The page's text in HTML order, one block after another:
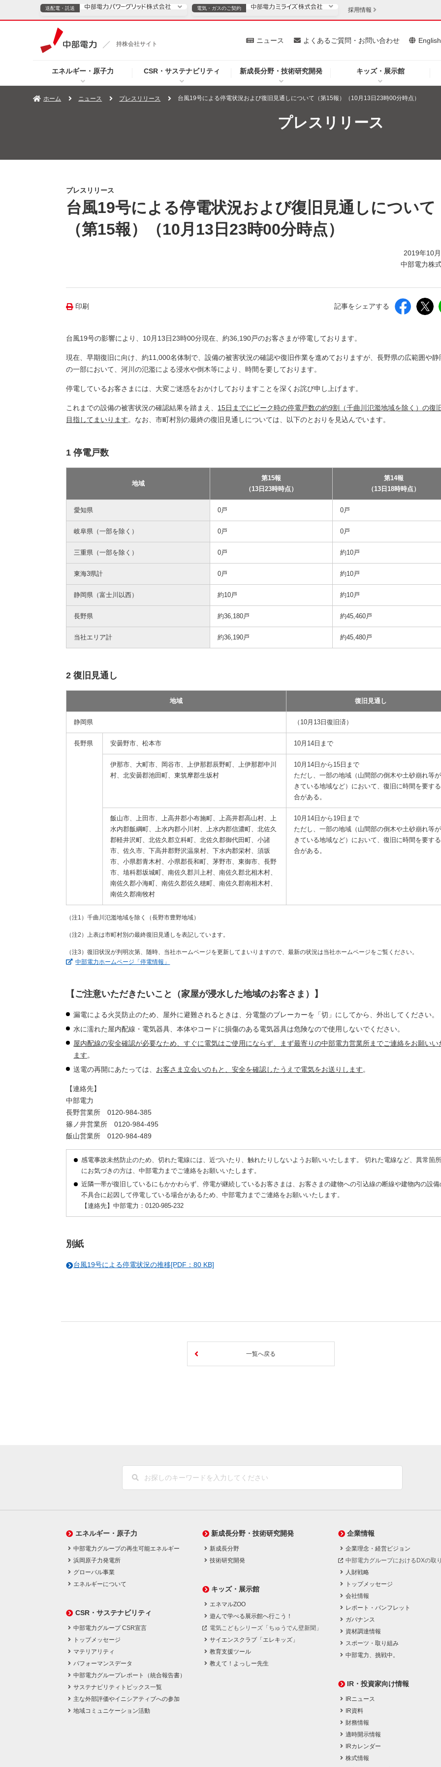
持株会社サイト
エネルギー・原子力 CSR・サステナビリティ 新成長分野・技術研究開発 キッズ・展示館
ニュース よくあるご質問・お問い合わせ English
送配電・託送
TOPページへ ご案内 安定供給
企業情報
ニュース（新しいウィンドウを開きます）
よくあるご質問・お問い合わせ（新しいウィンドウを開きます）
電気・ガスのご契約
電気・ガスのご契約
TOPページへ 個人のお客さま 法人のお客さま
採用情報
ホーム ニュース プレスリリース 台風19号による停電状況および復旧見通しについて（第15報）（10月13日23時00分時点）
プレスリリース
プレスリリース
台風19号による停電状況および復旧見通しについて
（第15報）（10月13日23時00分時点）
2019年10
中部電力株
印刷 記事をシェアする
台風19号の影響により、10月13日23時00分現在、約36,190戸のお客さまが停電しております。
現在、早期復旧に向け、約11,000名体制で、設備の被害状況の確認や復旧作業を進めておりますが、長野県の広範囲や静
の一部において、河川の氾濫による浸水や倒木等により、時間を要しております。
停電しているお客さまには、大変ご迷惑をおかけしておりますことを深くお詫び申し上げます。
これまでの設備の被害状況の確認結果を踏まえ、 15日までにピーク時の停電戸数の約9割（千曲川氾濫地域を除く）の復
目指してまいります。なお、市町村別の最終の復旧見通しについては、以下のとおりを見込んでいます。
1 停電戸数
地域
第15報
（13日23時時点）
第14報
（13日18時時点）
愛知県 0戸 0戸
岐阜県（一部を除く） 0戸 0戸
三重県（一部を除く） 0戸 約10戸
東海3県計 0戸 約10戸
静岡県（富士川以西） 約10戸 約10戸
長野県 約36,180戸 約45,460戸
当社エリア計 約36,190戸 約45,480戸
2 復旧見通し
地域 復旧見通し
静岡県 （10月13日復旧済）
長野県 安曇野市、松本市 10月14日まで
伊那市、大町市、岡谷市、上伊那郡辰野町、上伊那郡中川
村、北安曇郡池田町、東筑摩郡生坂村
10月14日から15日まで
ただし、一部の地域（山間部の倒木や土砂崩れ等
きている地域など）において、復旧に時間を要す
合がある。
飯山市、上田市、上高井郡小布施町、上高井郡高山村、上
水内郡飯綱町、上水内郡小川村、上水内郡信濃町、北佐久
郡軽井沢町、北佐久郡立科町、北佐久郡御代田町、小諸
市、佐久市、下高井郡野沢温泉村、下水内郡栄村、須坂
市、小県郡青木村、小県郡長和町、茅野市、東御市、長野
市、埴科郡坂城町、南佐久郡川上村、南佐久郡北相木村、
南佐久郡小海町、南佐久郡佐久穂町、南佐久郡南相木村、
南佐久郡南牧村
10月14日から19日まで
ただし、一部の地域（山間部の倒木や土砂崩れ等
きている地域など）において、復旧に時間を要す
合がある。
（注1）千曲川氾濫地域を除く（長野市豊野地域）
（注2）上表は市町村別の最終復旧見通しを表記しています。
（注3）復旧状況が判明次第、随時、当社ホームページを更新してまいりますので、最新の状況は当社ホームページをご覧ください。
中部電力ホームページ「停電情報」
【ご注意いただきたいこと（家屋が浸水した地域のお客さま）】
漏電による火災防止のため、屋外に避難されるときは、分電盤のブレーカーを「切」にしてから、外出してください。
水に濡れた屋内配線・電気器具、本体やコードに損傷のある電気器具は危険なので使用しないでください。
屋内配線の安全確認が必要なため、すぐに電気はご使用にならず、まず最寄りの中部電力営業所までご連絡をお願いい
ます。
送電の再開にあたっては、 お客さま立会いのもと、安全を確認したうえで電気をお送りします。
【連絡先】
中部電力
長野営業所 0120-984-385
篠ノ井営業所 0120-984-495
飯山営業所 0120-984-489
感電事故未然防止のため、切れた電線には、近づいたり、触れたりしないようお願いいたします。 切れた電線など、異常箇
にお気づきの方は、中部電力までご連絡をお願いいたします。
近隣一帯が復旧しているにもかかわらず、停電が継続しているお客さまは、お客さまの建物への引込線の断線や建物内の設備
不具合に起因して停電している場合があるため、中部電力までご連絡をお願いいたします。
【連絡先】中部電力：0120-985-232
別紙
台風19号による停電状況の推移[PDF：80 KB]
一覧へ戻る
エネルギー・原子力
中部電力グループの再生可能エネルギー
浜岡原子力発電所
グローバル事業
エネルギーについて
CSR・サステナビリティ
中部電力グループ CSR宣言
トップメッセージ
マテリアリティ
パフォーマンスデータ
中部電力グループレポート（統合報告書）
サステナビリティトピックス一覧
主な外部評価やイニシアティブへの参加
地域コミュニケーション活動
新成長分野・技術研究開発
新成長分野
技術研究開発
キッズ・展示館
エネマルZOO
遊んで学べる展示館へ行こう！
電気こどもシリーズ「ちゅうでん壁新聞」
サイエンスクラブ「エレキッズ」
教育支援ツール
教えて！よっしー先生
企業情報
企業理念・経営ビジョン
中部電力グループにおけるDXの取
人財戦略
トップメッセージ
会社情報
レポート・パンフレット
ガバナンス
資材調達情報
スポーツ・取り組み
中部電力、挑戦中。
IR・投資家向け情報
IRニュース
IR資料
財務情報
適時開示情報
IRカレンダー
株式情報